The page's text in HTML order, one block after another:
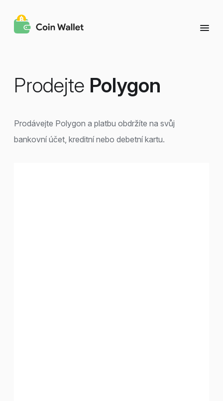
Prodejte Polygon
Prodávejte Polygon a platbu obdržíte na svůj
bankovní účet, kreditní nebo debetní kartu.